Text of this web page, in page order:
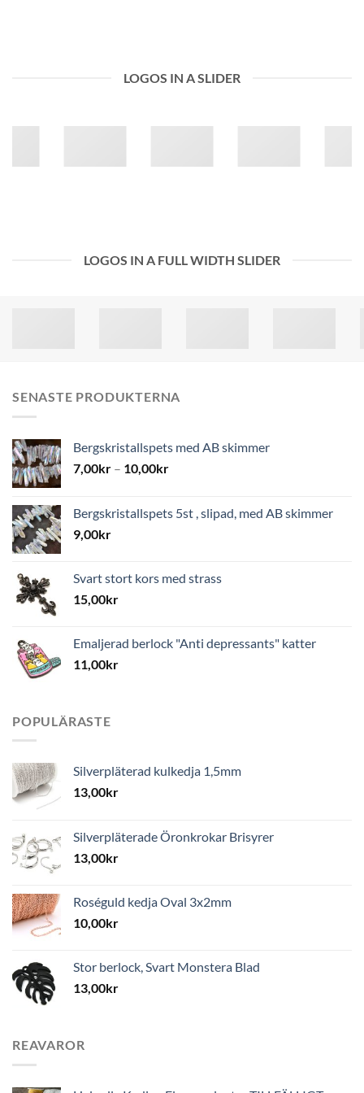
LOGOS IN A SLIDER
LOGOS IN A FULL WIDTH SLIDER
SENASTE PRODUKTERNA
Bergskristallspets med AB skimmer
7,00kr – 10,00kr
Bergskristallspets 5st , slipad, med AB skimmer
9,00kr
Svart stort kors med strass
15,00kr
Emaljerad berlock "Anti depressants" katter
11,00kr
POPULÄRASTE
Silverpläterad kulkedja 1,5mm
13,00kr
Silverpläterade Öronkrokar Brisyrer
13,00kr
Roséguld kedja Oval 3x2mm
10,00kr
Stor berlock, Svart Monstera Blad
13,00kr
REAVAROR